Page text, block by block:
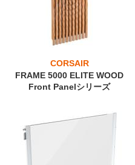
CORSAIR
FRAME 5000 ELITE WOOD
Front Panelシリーズ